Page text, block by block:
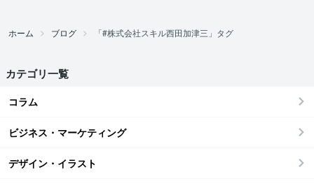
ホーム ブログ 「#株式会社スキル西田加津三」タグ
カテゴリ一覧
コラム
ビジネス・マーケティング
デザイン・イラスト